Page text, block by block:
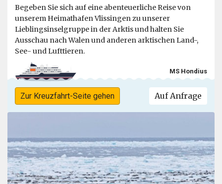
Begeben Sie sich auf eine abenteuerliche Reise von
unserem Heimathafen Vlissingen zu unserer
Lieblingsinselgruppe in der Arktis und halten Sie
Ausschau nach Walen und anderen arktischen Land-,
See- und Lufttieren.
MS Hondius
Zur Kreuzfahrt-Seite gehen Auf Anfrage